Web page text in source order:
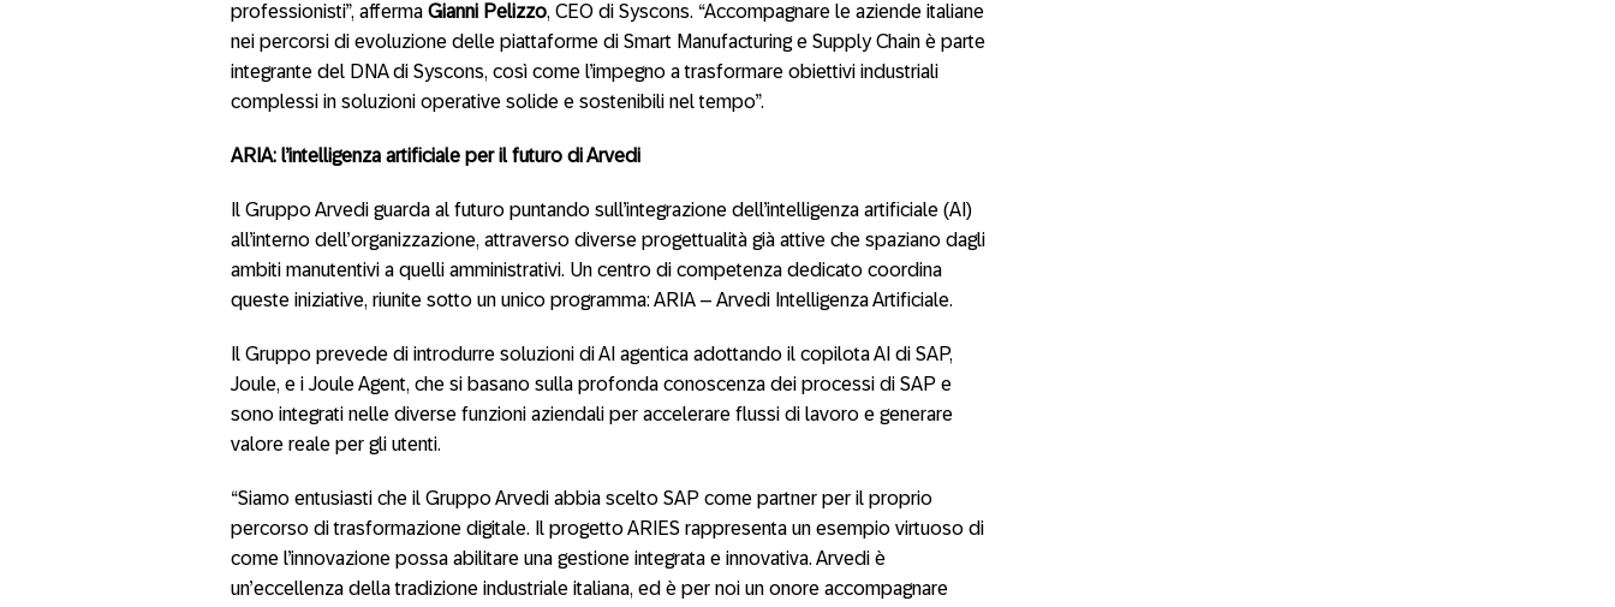
professionisti”, afferma Gianni Pelizzo, CEO di Syscons. “Accompagnare le aziende italiane
nei percorsi di evoluzione delle piattaforme di Smart Manufacturing e Supply Chain è parte
integrante del DNA di Syscons, così come l’impegno a trasformare obiettivi industriali
complessi in soluzioni operative solide e sostenibili nel tempo”.
ARIA: l’intelligenza artificiale per il futuro di Arvedi
Il Gruppo Arvedi guarda al futuro puntando sull’integrazione dell’intelligenza artificiale (AI)
all’interno dell’organizzazione, attraverso diverse progettualità già attive che spaziano dagli
ambiti manutentivi a quelli amministrativi. Un centro di competenza dedicato coordina
queste iniziative, riunite sotto un unico programma: ARIA – Arvedi Intelligenza Artificiale.
Il Gruppo prevede di introdurre soluzioni di AI agentica adottando il copilota AI di SAP,
Joule, e i Joule Agent, che si basano sulla profonda conoscenza dei processi di SAP e
sono integrati nelle diverse funzioni aziendali per accelerare flussi di lavoro e generare
valore reale per gli utenti.
“Siamo entusiasti che il Gruppo Arvedi abbia scelto SAP come partner per il proprio
percorso di trasformazione digitale. Il progetto ARIES rappresenta un esempio virtuoso di
come l’innovazione possa abilitare una gestione integrata e innovativa. Arvedi è
un’eccellenza della tradizione industriale italiana, ed è per noi un onore accompagnare